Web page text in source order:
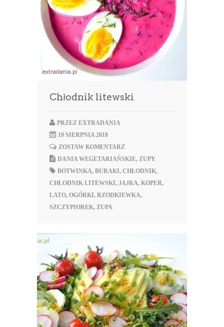
Chłodnik litewski
PRZEZ EXTRADANIA
19 SIERPNIA 2018
ZOSTAW KOMENTARZ
DANIA WEGETARIAŃSKIE, ZUPY
BOTWINKA, BURAKI, CHŁODNIK,
CHŁODNIK LITEWSKI, JAJKA, KOPER,
LATO, OGÓRKI, RZODKIEWKA,
SZCZYPIOREK, ZUPA